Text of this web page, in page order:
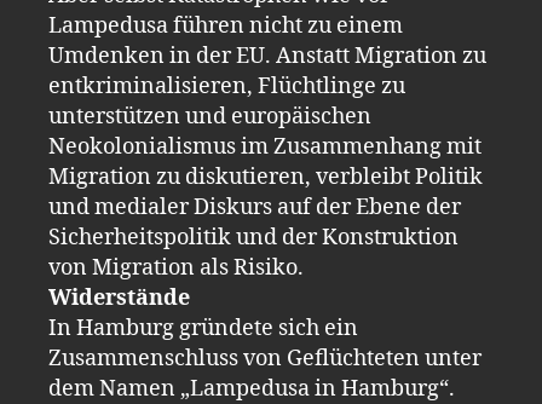
Lampedusa führen nicht zu einem
Umdenken in der EU. Anstatt Migration zu
entkriminalisieren, Flüchtlinge zu
unterstützen und europäischen
Neokolonialismus im Zusammenhang mit
Migration zu diskutieren, verbleibt Politik
und medialer Diskurs auf der Ebene der
Sicherheitspolitik und der Konstruktion
von Migration als Risiko.
Widerstände
In Hamburg gründete sich ein
Zusammenschluss von Geflüchteten unter
dem Namen „Lampedusa in Hamburg“.